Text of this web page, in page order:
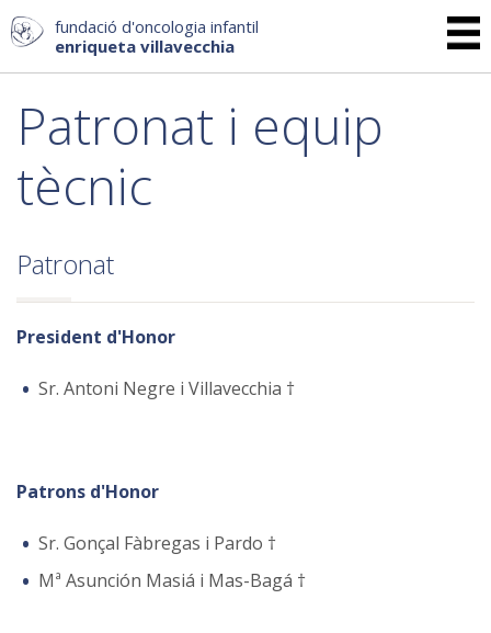
fundació d'oncologia infantil
enriqueta villavecchia
Patronat i equip
tècnic
Patronat
President d'Honor
Sr. Antoni Negre i Villavecchia †
Patrons d'Honor
Sr. Gonçal Fàbregas i Pardo †
Mª Asunción Masiá i Mas-Bagá †